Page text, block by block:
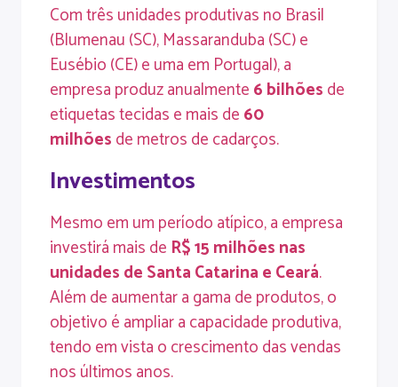
Com três unidades produtivas no Brasil
(Blumenau (SC), Massaranduba (SC) e
Eusébio (CE) e uma em Portugal), a
empresa produz anualmente6 bilhõesde
etiquetas tecidas e mais de60
milhõesde metros de cadarços.
Investimentos
Mesmo em um período atípico, a empresa
investirá mais de R$ 15 milhões nas
unidades de Santa Catarina e Ceará.
Além de aumentar a gama de produtos, o
objetivo é ampliar a capacidade produtiva,
tendo em vista o crescimento das vendas
nos últimos anos.